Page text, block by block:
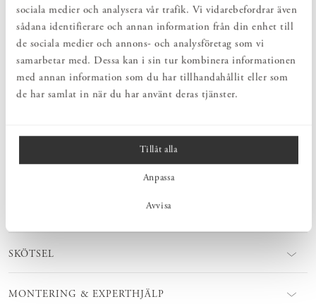
sociala medier och analysera vår trafik. Vi vidarebefordrar även
sådana identifierare och annan information från din enhet till
de sociala medier och annons- och analysföretag som vi
samarbetar med. Dessa kan i sin tur kombinera informationen
med annan information som du har tillhandahållit eller som
de har samlat in när du har använt deras tjänster.
Tillåt alla
Anpassa
Avvisa
En perfekt krok för kökshandduken, laptopväskan, hundkopplet
eller skohornet. Kroklist Vertikal är en smidig liten hängare som
ryms även om det är ont om plats. En mjukt lekfull och samtidigt
tidlöst formgiven krok som med fördel placeras på rad jämte
varandra. Kroklist Vertikal är en praktisk liten minimöbel för
hemmets alla rum. En vacker inredningsdetalj som kan fås i olika
träslag. Välj att behålla den obehandlad eller ytbehandla enkelt själv.
SKÖTSEL
MONTERING & EXPERTHJÄLP